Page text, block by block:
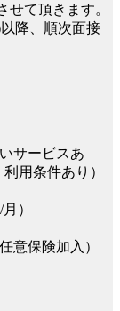
せて頂きます。
降、順次面接
サービスあ
用条件あり）
）
意保険加入）